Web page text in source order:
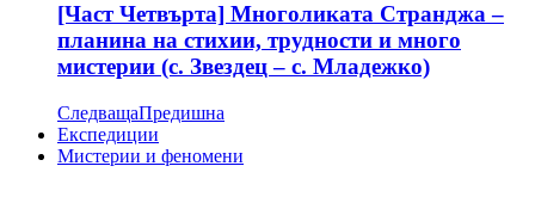
[Част Четвърта] Многоликата Странджа –
планина на стихии, трудности и много
мистерии (с. Звездец – с. Младежко)
СледващаПредишна
Експедиции
Мистерии и феномени